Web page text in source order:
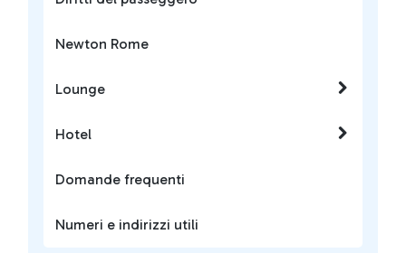
Newton Rome
Lounge
Hotel
Domande frequenti
Numeri e indirizzi utili